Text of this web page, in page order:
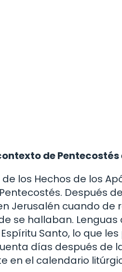
de Pentecostés
de los Hechos de los
Después
Jerusalén cuando de
se hallaban.
Santo, lo que
días después de
en el calendario